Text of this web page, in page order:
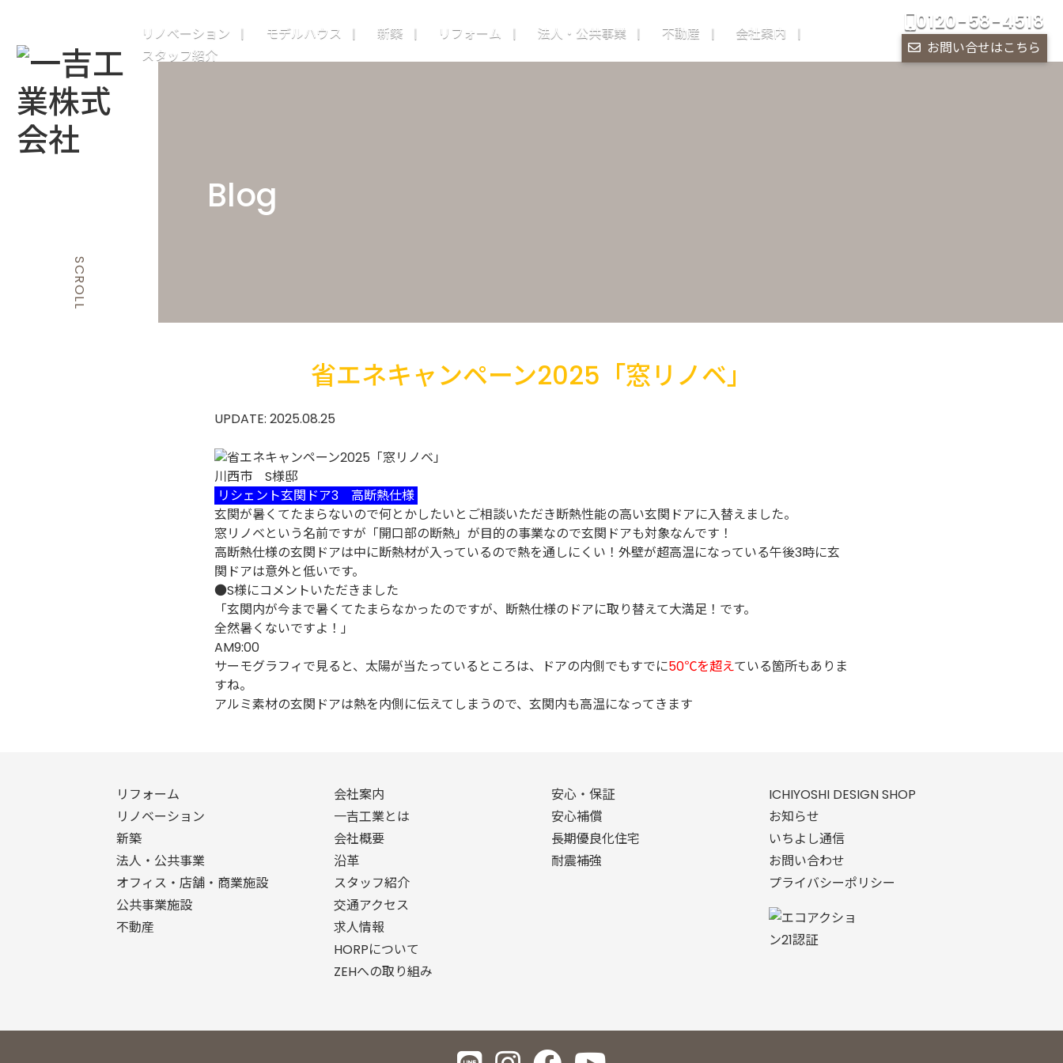
リノベーション モデルハウス 新築 リフォーム 法人・公共事業 不動産
会社案内
スタッフ紹介
0120-58-4518
お問い合せはこちら
SCROLL
Blog
省エネキャンペーン2025「窓リノベ」
UPDATE: 2025.08.25
川西市 S様邸
リシェント玄関ドア3 高断熱仕様
玄関が暑くてたまらないので何とかしたいとご相談いただき断熱性能の高い玄関ドアに入替えました。
窓リノベという名前ですが「開口部の断熱」が目的の事業なので玄関ドアも対象なんです！
高断熱仕様の玄関ドアは中に断熱材が入っているので熱を通しにくい！外壁が超高温になっている午後3時に玄
関ドアは意外と低いです。
●S様にコメントいただきました
「玄関内が今まで暑くてたまらなかったのですが、断熱仕様のドアに取り替えて大満足！です。
全然暑くないですよ！」
AM9:00
サーモグラフィで見ると、太陽が当たっているところは、ドアの内側でもすでに50℃を超えている箇所もありま
すね。
アルミ素材の玄関ドアは熱を内側に伝えてしまうので、玄関内も高温になってきます
リフォーム
リノベーション
新築
法人・公共事業
オフィス・店舗・商業施設
公共事業施設
不動産
会社案内
一吉工業とは
会社概要
沿革
スタッフ紹介
交通アクセス
求人情報
HORPについて
ZEHへの取り組み
安心・保証
安心補償
長期優良化住宅
耐震補強
ICHIYOSHI DESIGN SHOP
お知らせ
いちよし通信
お問い合わせ
プライバシーポリシー